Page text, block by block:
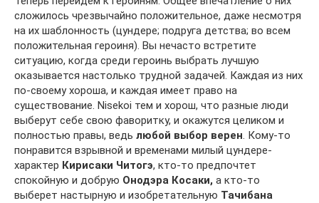
сложилось чрезвычайно положительное, даже несмотря
на их шаблонность (цундере; подруга детства; во всем
положительная героиня). Вы нечасто встретите
ситуацию, когда среди героинь выбрать лучшую
оказывается настолько трудной задачей. Каждая из них
по-своему хороша, и каждая имеет право на
существование. Nisekoi тем и хорош, что разные люди
выберут себе свою фаворитку, и окажутся целиком и
полностью правы, ведь любой выбор верен. Кому-то
понравится взрывной и временами милый цундере-
характер Кирисаки Читогэ, кто-то предпочтет
спокойную и добрую Онодэра Косаки, а кто-то
выберет настырную и изобретательную Тачибана